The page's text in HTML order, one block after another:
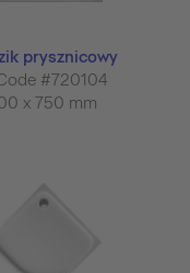
prysznicowy
#720104
x 750 mm